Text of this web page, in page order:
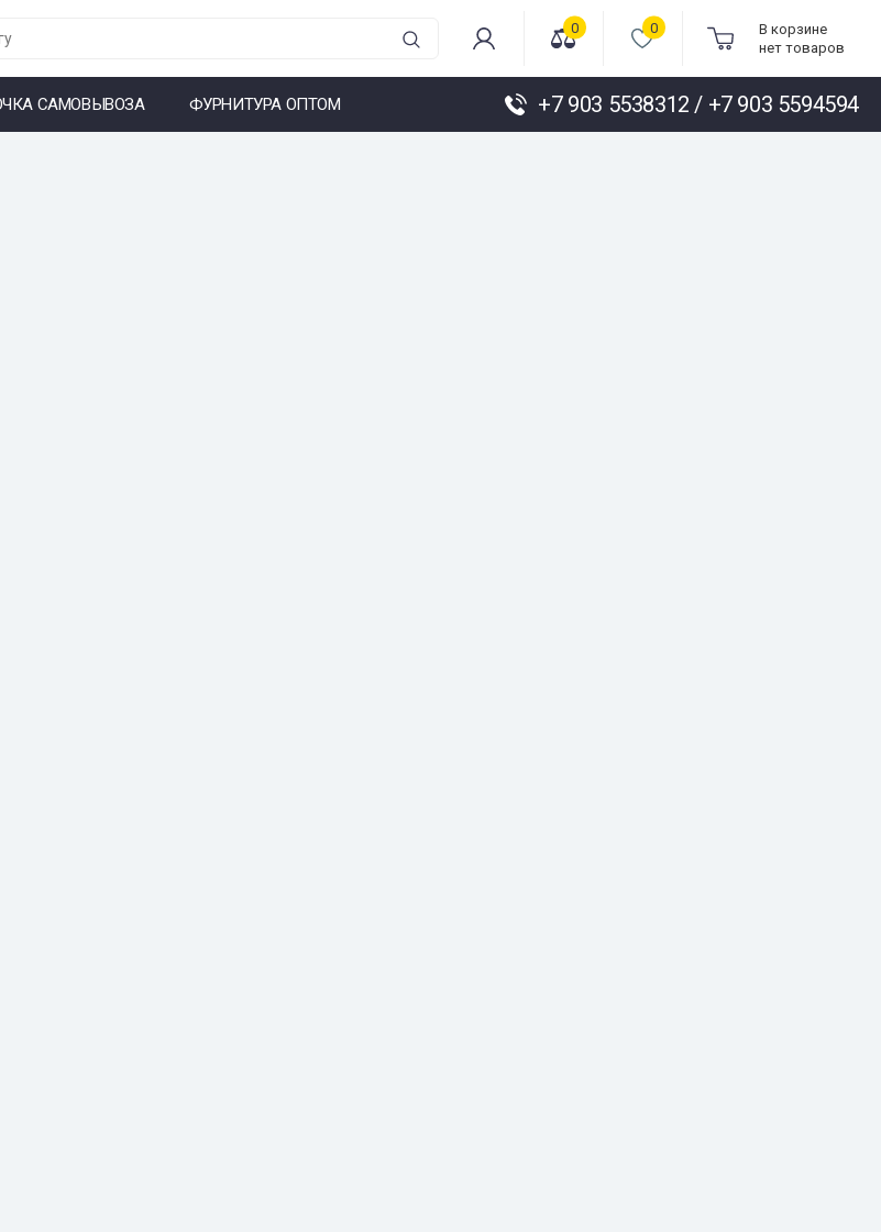
0 0
В корзине
нет товаров
САМОВЫВОЗА ФУРНИТУРА ОПТОМ +7 903 5538312 / +7 903 5594594